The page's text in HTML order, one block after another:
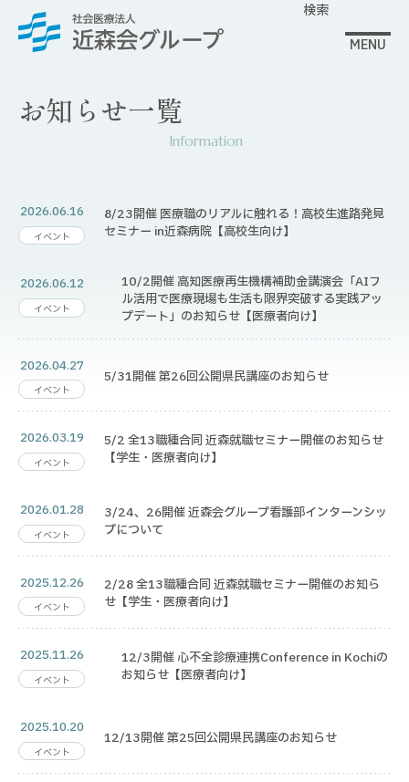
MENU
検索
お知らせ一覧
Information
2026.06.16
イベント
8/23開催 医療職のリアルに触れる！高校生進路発見
セミナー in近森病院【高校生向け】
2026.06.12
イベント
10/2開催 高知医療再生機構補助金講演会「AIフ
ル活用で医療現場も生活も限界突破する実践アッ
プデート」のお知らせ【医療者向け】
2026.04.27
イベント
5/31開催 第26回公開県民講座のお知らせ
2026.03.19
イベント
5/2 全13職種合同 近森就職セミナー開催のお知らせ
【学生・医療者向け】
2026.01.28
イベント
3/24、26開催 近森会グループ看護部インターンシッ
プについて
2025.12.26
イベント
2/28 全13職種合同 近森就職セミナー開催のお知ら
せ【学生・医療者向け】
2025.11.26
イベント
12/3開催 心不全診療連携Conference in Kochiの
お知らせ【医療者向け】
2025.10.20
イベント
12/13開催 第25回公開県民講座のお知らせ